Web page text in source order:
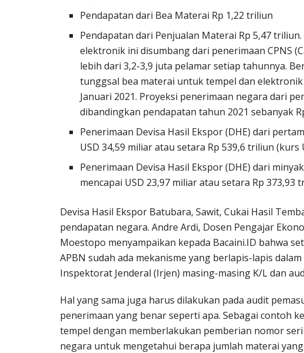
Pendapatan dari Bea Materai Rp 1,22 triliun
Pendapatan dari Penjualan Materai Rp 5,47
elektronik ini disumbang dari penerimaan CPNS
lebih dari 3,2-3,9 juta pelamar setiap tahunnya.
tunggsal bea materai untuk tempel dan
Januari 2021. Proyeksi penerimaan negara dari
dibandingkan pendapatan tahun 2021 sebanyak
Penerimaan Devisa Hasil Ekspor (DHE) dari
USD 34,59 miliar atau setara Rp 539,6 triliun (kurs
Penerimaan Devisa Hasil Ekspor (DHE) dari
mencapai USD 23,97 miliar atau setara Rp 373,93
Devisa Hasil Ekspor Batubara, Sawit, Cukai Hasil
pendapatan negara. Andre Ardi, Dosen Pengajar
Moestopo menyampaikan kepada Bacaini.ID bahwa
APBN sudah ada mekanisme yang berlapis-lapis
Inspektorat Jenderal (Irjen) masing-masing K/L dan
Hal yang sama juga harus dilakukan pada audit
penerimaan yang benar seperti apa. Sebagai contoh
tempel dengan memberlakukan pemberian nomor
negara untuk mengetahui berapa jumlah materai